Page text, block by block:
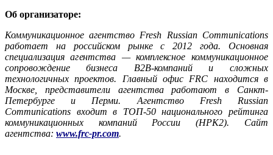
Об организаторе:
Коммуникационное агентство Fresh Russian Communications
работает на российском рынке с 2012 года. Основная
специализация агентства — комплексное коммуникационное
сопровождение бизнеса B2B-компаний и сложных
технологичных проектов. Главный офис FRC находится в
Москве, представители агентства работают в Санкт-
Петербурге и Перми.
Агентство Fresh Russian
Communications входит в ТОП-50 национального рейтинга
коммуникационных компаний России (НРК2). Сайт
агентства: www.frc-pr.com.